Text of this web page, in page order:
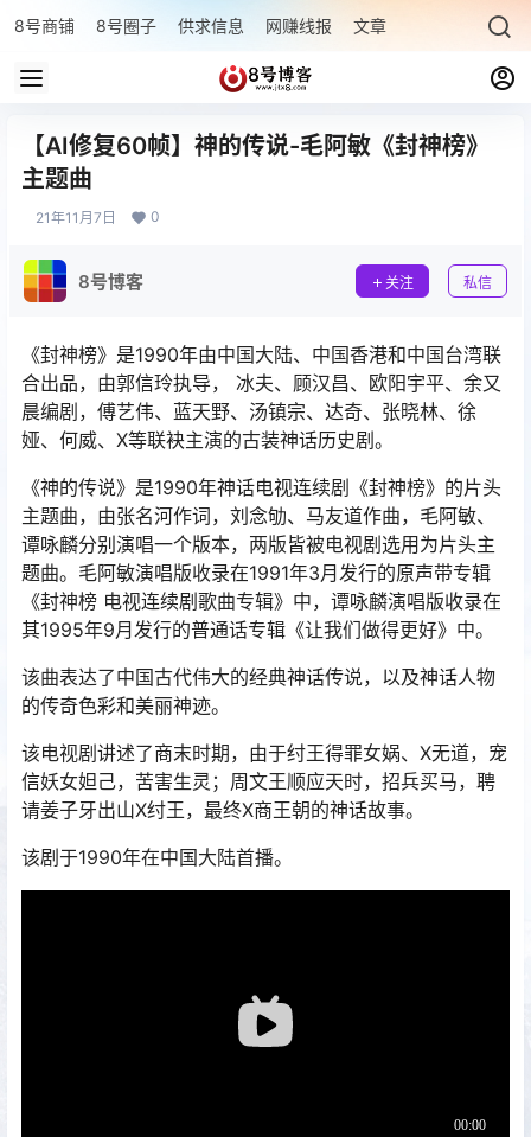
8号商铺 8号圈子 供求信息 网赚线报 文章专题 最新文章
【AI修复60帧】神的传说-毛阿敏《封神榜》
主题曲
21年11月7日 0
8号博客 关注 私信
《封神榜》是1990年由中国大陆、中国香港和中国台湾联
合出品，由郭信玲执导， 冰夫、顾汉昌、欧阳宇平、余又
晨编剧，傅艺伟、蓝天野、汤镇宗、达奇、张晓林、徐
娅、何威、X等联袂主演的古装神话历史剧。
《神的传说》是1990年神话电视连续剧《封神榜》的片头
主题曲，由张名河作词，刘念劬、马友道作曲，毛阿敏、
谭咏麟分别演唱一个版本，两版皆被电视剧选用为片头主
题曲。毛阿敏演唱版收录在1991年3月发行的原声带专辑
《封神榜 电视连续剧歌曲专辑》中，谭咏麟演唱版收录在
其1995年9月发行的普通话专辑《让我们做得更好》中。
该曲表达了中国古代伟大的经典神话传说，以及神话人物
的传奇色彩和美丽神迹。
该电视剧讲述了商末时期，由于纣王得罪女娲、X无道，宠
信妖女妲己，苦害生灵；周文王顺应天时，招兵买马，聘
请姜子牙出山X纣王，最终X商王朝的神话故事。
该剧于1990年在中国大陆首播。